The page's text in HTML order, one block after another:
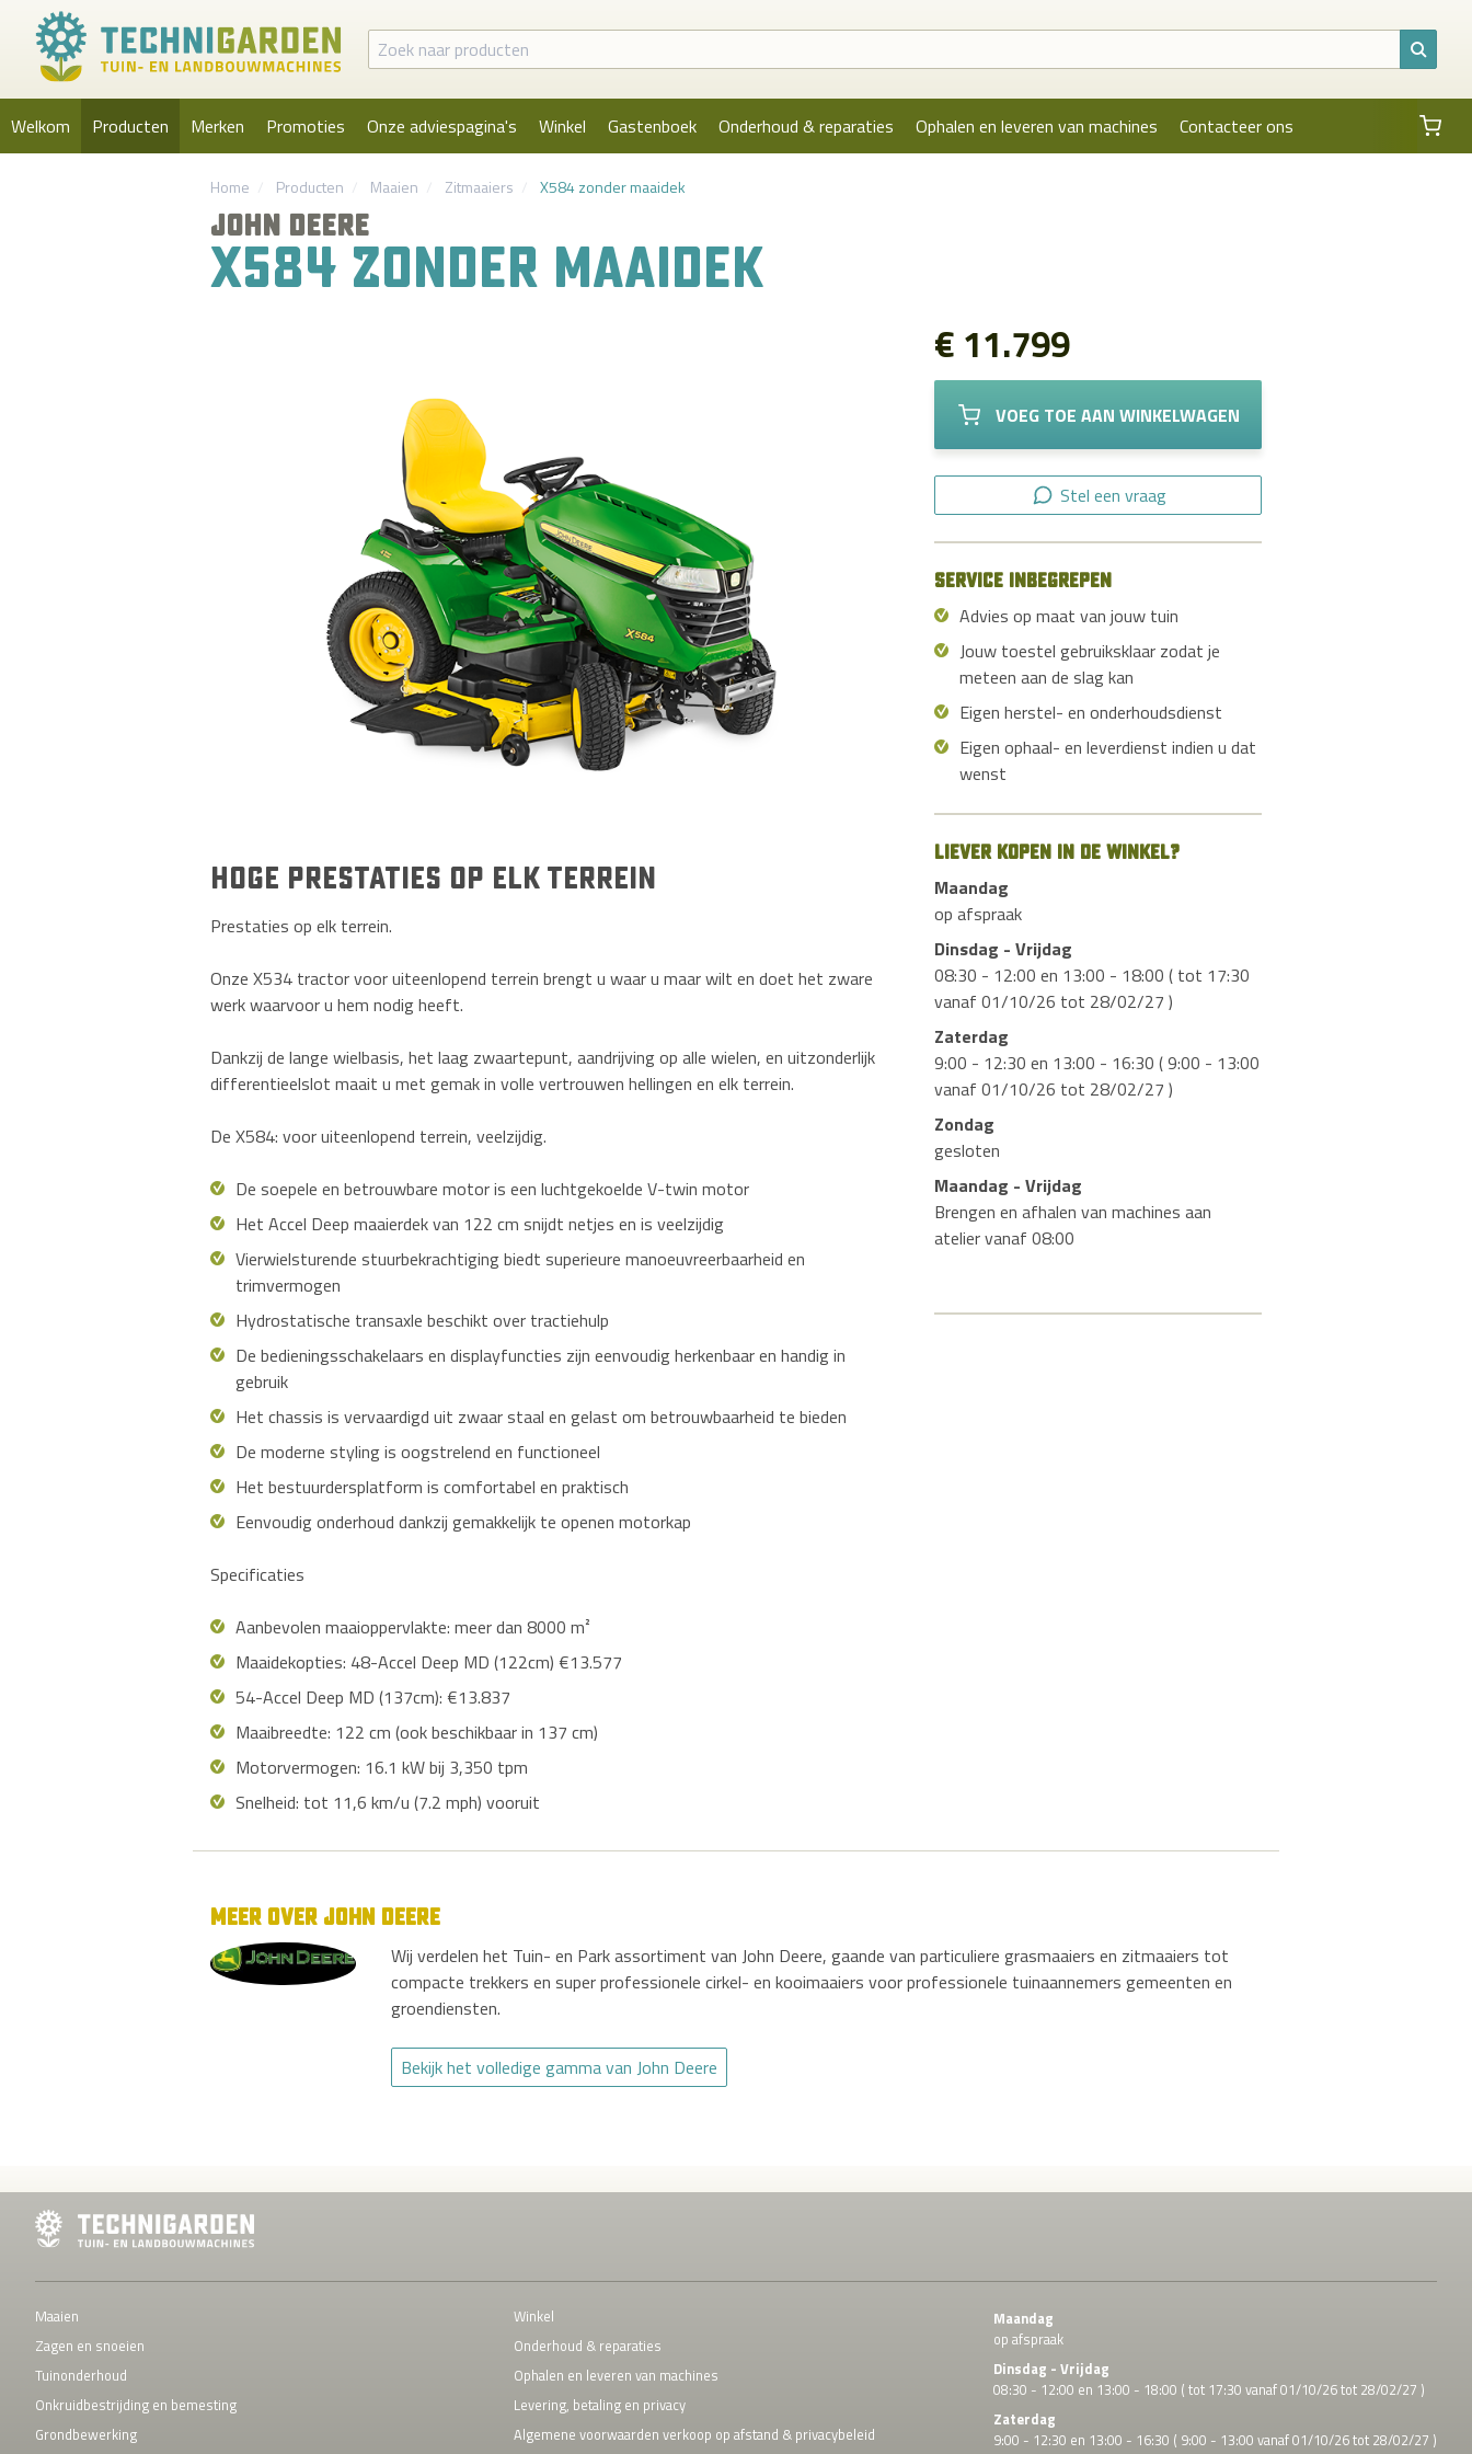
Welkom Producten Merken Promoties Onze adviespagina's Winkel Gastenboek Onderhoud & reparaties Ophalen en leveren van machines Contacteer ons
Home Producten Maaien Zitmaaiers X584 zonder maaidek
JOHN DEERE
X584 ZONDER MAAIDEK
Hoge prestaties op elk terrein
Prestaties op elk terrein.
Onze X534 tractor voor uiteenlopend terrein brengt u waar u maar wilt en doet het zware
werk waarvoor u hem nodig heeft.
Dankzij de lange wielbasis, het laag zwaartepunt, aandrijving op alle wielen, en uitzonderlijk
differentieelslot maait u met gemak in volle vertrouwen hellingen en elk terrein.
De X584: voor uiteenlopend terrein, veelzijdig.
De soepele en betrouwbare motor is een luchtgekoelde V-twin motor
Het Accel Deep maaierdek van 122 cm snijdt netjes en is veelzijdig
Vierwielsturende stuurbekrachtiging biedt superieure manoeuvreerbaarheid en
trimvermogen
Hydrostatische transaxle beschikt over tractiehulp
De bedieningsschakelaars en displayfuncties zijn eenvoudig herkenbaar en handig in
gebruik
Het chassis is vervaardigd uit zwaar staal en gelast om betrouwbaarheid te bieden
De moderne styling is oogstrelend en functioneel
Het bestuurdersplatform is comfortabel en praktisch
Eenvoudig onderhoud dankzij gemakkelijk te openen motorkap
Specificaties
Aanbevolen maaioppervlakte: meer dan 8000 m²
Maaidekopties: 48-Accel Deep MD (122cm) €13.577
54-Accel Deep MD (137cm): €13.837
Maaibreedte: 122 cm (ook beschikbaar in 137 cm)
Motorvermogen: 16.1 kW bij 3,350 tpm
Snelheid: tot 11,6 km/u (7.2 mph) vooruit
€ 11.799
VOEG TOE AAN WINKELWAGEN
Stel een vraag
Service inbegrepen
Advies op maat van jouw tuin
Jouw toestel gebruiksklaar zodat je
meteen aan de slag kan
Eigen herstel- en onderhoudsdienst
Eigen ophaal- en leverdienst indien u dat
wenst
Liever kopen in de winkel?
Maandag
op afspraak
Dinsdag - Vrijdag
08:30 - 12:00 en 13:00 - 18:00 ( tot 17:30
vanaf 01/10/26 tot 28/02/27 )
Zaterdag
9:00 - 12:30 en 13:00 - 16:30 ( 9:00 - 13:00
vanaf 01/10/26 tot 28/02/27 )
Zondag
gesloten
Maandag - Vrijdag
Brengen en afhalen van machines aan
atelier vanaf 08:00
MEER OVER JOHN DEERE
Wij verdelen het Tuin- en Park assortiment van John Deere, gaande van particuliere grasmaaiers en zitmaaiers tot
compacte trekkers en super professionele cirkel- en kooimaaiers voor professionele tuinaannemers gemeenten en
groendiensten.
Bekijk het volledige gamma van John Deere
Maaien
Zagen en snoeien
Tuinonderhoud
Onkruidbestrijding en bemesting
Grondbewerking
Winkel
Onderhoud & reparaties
Ophalen en leveren van machines
Levering, betaling en privacy
Algemene voorwaarden verkoop op afstand & privacybeleid
Maandag
op afspraak
Dinsdag - Vrijdag
08:30 - 12:00 en 13:00 - 18:00 ( tot 17:30 vanaf 01/10/26 tot 28/02/27 )
Zaterdag
9:00 - 12:30 en 13:00 - 16:30 ( 9:00 - 13:00 vanaf 01/10/26 tot 28/02/27 )